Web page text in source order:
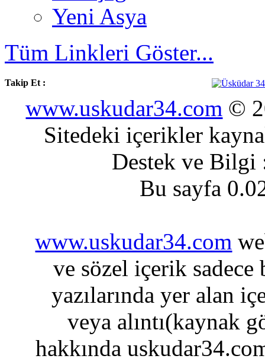
Yeni Asya
Tüm Linkleri Göster...
Takip Et :
www.uskudar34.com ©
Sitedeki içerikler
Destek ve
Bu sayfa
www.uskudar34.com
ve sözel içerik sadece
yazılarında yer alan
veya alıntı(kaynak
hakkında